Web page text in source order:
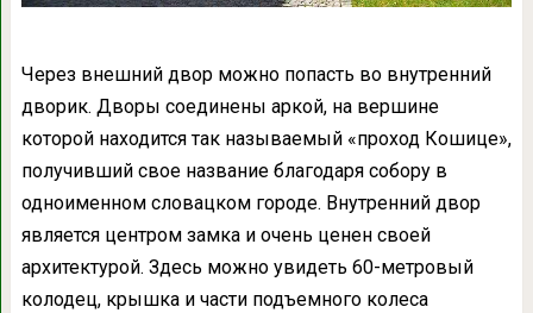
Через внешний двор можно попасть во внутренний
дворик. Дворы соединены аркой, на вершине
которой находится так называемый «проход Кошице»,
получивший свое название благодаря собору в
одноименном словацком городе. Внутренний двор
является центром замка и очень ценен своей
архитектурой. Здесь можно увидеть 60-метровый
колодец, крышка и части подъемного колеса